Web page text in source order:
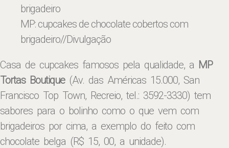
MP: cupcakes de chocolate cobertos com
brigadeiro//Divulgação
Casa de cupcakes famosos pela qualidade, a MP
Tortas Boutique(Av. das Américas 15.000, San
Francisco Top Town, Recreio, tel.: 3592-3330) tem
sabores para o bolinho como o que vem com
brigadeiros por cima, a exemplo do feito com
chocolate belga (R$ 15, 00, a unidade).